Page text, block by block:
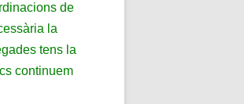
de
la
tens la
continuem